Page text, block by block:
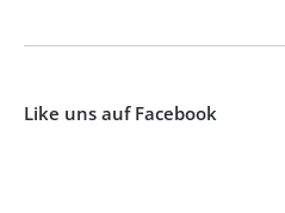
Like uns auf Facebook